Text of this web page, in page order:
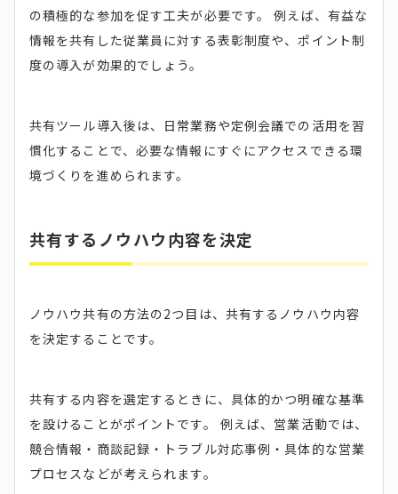
の積極的な参加を促す工夫が必要です。 例えば、有益な
情報を共有した従業員に対する表彰制度や、ポイント制
度の導入が効果的でしょう。
共有ツール導入後は、日常業務や定例会議での活用を習
慣化することで、必要な情報にすぐにアクセスできる環
境づくりを進められます。
共有するノウハウ内容を決定
ノウハウ共有の方法の2つ目は、共有するノウハウ内容
を決定することです。
共有する内容を選定するときに、具体的かつ明確な基準
を設けることがポイントです。 例えば、営業活動では、
競合情報・商談記録・トラブル対応事例・具体的な営業
プロセスなどが考えられます。